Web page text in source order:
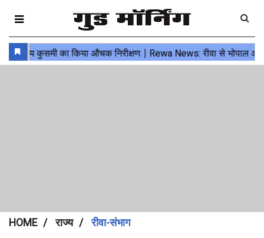
HOME राज्य रीवा-संभाग